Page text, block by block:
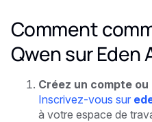
Comment
Qwen sur Eden
Créez un compte
Inscrivez-vous sur
à votre espace de